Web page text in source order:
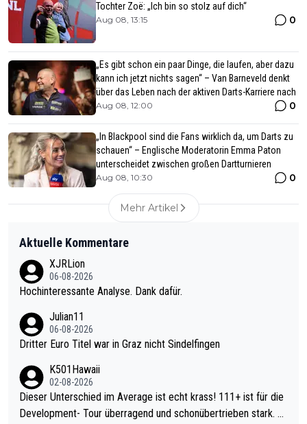
Tochter Zoë: „Ich bin so stolz auf dich“
Aug 08, 13:15 0
„Es gibt schon ein paar Dinge, die laufen, aber dazu
kann ich jetzt nichts sagen“ – Van Barneveld denkt
über das Leben nach der aktiven Darts-Karriere nach
Aug 08, 12:00 0
„In Blackpool sind die Fans wirklich da, um Darts zu
schauen“ – Englische Moderatorin Emma Paton
unterscheidet zwischen großen Dartturnieren
Aug 08, 10:30 0
Mehr Artikel
Aktuelle Kommentare
XJRLion
06-08-2026
Hochinteressante Analyse. Dank dafür.
Julian11
06-08-2026
Dritter Euro Titel war in Graz nicht Sindelfingen
K501Hawaii
02-08-2026
Dieser Unterschied im Average ist echt krass! 111+ ist für die
Development- Tour überragend und schonübertrieben stark. U